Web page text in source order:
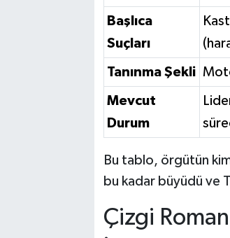
Başlıca
Suçları
Tanınma Şekli
Mevcut
Durum
Bu tablo, örgütün
bu kadar büyüdü ve
Çizgi